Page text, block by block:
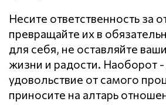
Несите ответственность за
превращайте их в
для себя, не оставляйте
жизни и радости. Наоборот -
удовольствие от самого
приносите на алтарь